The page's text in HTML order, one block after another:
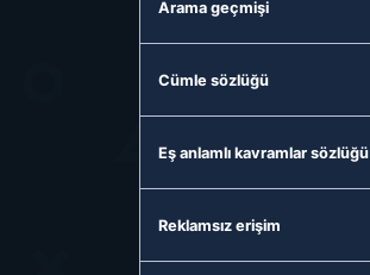
Arama geçmişi
Cümle sözlüğü
Eş anlamlı kavramlar sözlüğü
Reklamsız erişim